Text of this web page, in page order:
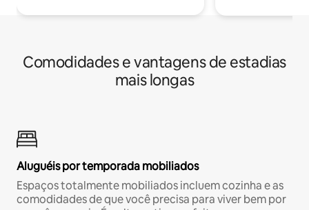
Comodidades e vantagens de estadias
mais longas
Aluguéis por temporada mobiliados
Espaços totalmente mobiliados incluem cozinha e as
comodidades de que você precisa para viver bem por